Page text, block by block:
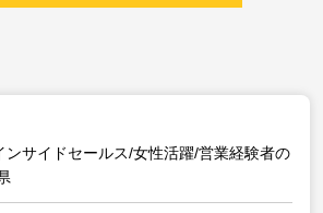
ンサイドセールス/女性活躍/営業経験者の